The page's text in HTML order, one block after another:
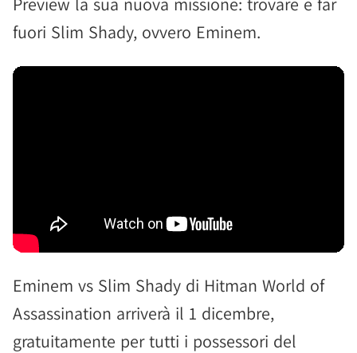
fuori Slim Shady, ovvero Eminem.
Eminem vs Slim Shady di Hitman World of
Assassination arriverà il 1 dicembre,
gratuitamente per tutti i possessori del